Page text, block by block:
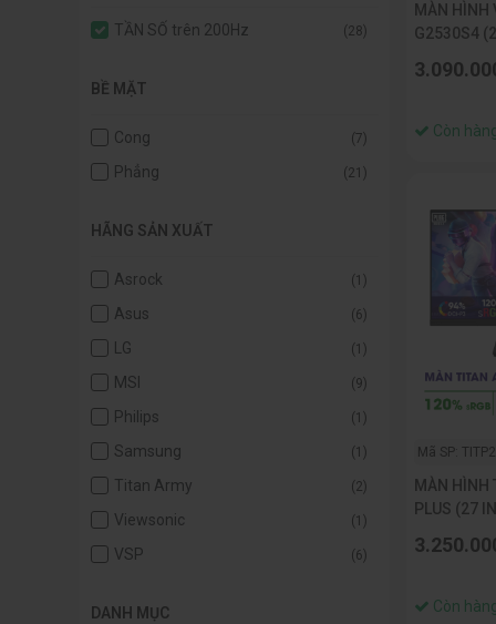
TẦN SỐ trên 200Hz (28)
BỀ MẶT
Cong (7)
Phẳng (21)
HÃNG SẢN XUẤT
Asrock (1)
Asus (6)
LG (1)
MSI (9)
Philips (1)
Samsung (1)
Titan Army (2)
Viewsonic (1)
VSP (6)
DANH MỤC
MÀN HÌNH
G2530S4
Còn
Mã SP:
MÀN HÌNH
PLUS (27
Còn